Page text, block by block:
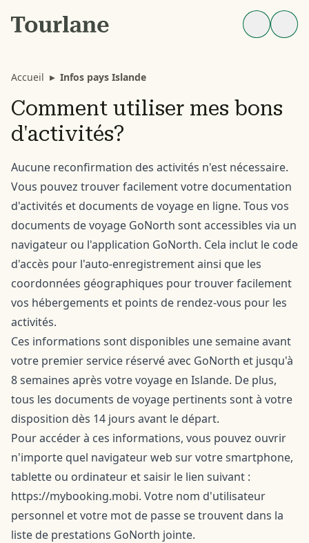
Accueil ▸ Infos pays Islande
Comment utiliser mes bons
d'activités?
Aucune reconfirmation des activités n'est nécessaire.
Vous pouvez trouver facilement votre documentation
d'activités et documents de voyage en ligne. Tous vos
documents de voyage GoNorth sont accessibles via un
navigateur ou l'application GoNorth. Cela inclut le code
d'accès pour l'auto-enregistrement ainsi que les
coordonnées géographiques pour trouver facilement
vos hébergements et points de rendez-vous pour les
activités.
Ces informations sont disponibles une semaine avant
votre premier service réservé avec GoNorth et jusqu'à
8 semaines après votre voyage en Islande. De plus,
tous les documents de voyage pertinents sont à votre
disposition dès 14 jours avant le départ.
Pour accéder à ces informations, vous pouvez ouvrir
n'importe quel navigateur web sur votre smartphone,
tablette ou ordinateur et saisir le lien suivant :
https://mybooking.mobi. Votre nom d'utilisateur
personnel et votre mot de passe se trouvent dans la
liste de prestations GoNorth jointe.